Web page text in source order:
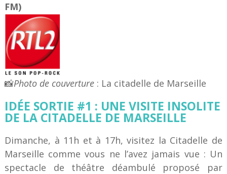
FM)
📸Photo de couverture: La citadelle de Marseille
IDÉE SORTIE #1 : UNE VISITE INSOLITE
DE LA CITADELLE DE MARSEILLE
Dimanche, à 11h et à 17h, visitez la Citadelle de
Marseille comme vous ne l’avez jamais vue : Un
spectacle de théâtre déambulé proposé par